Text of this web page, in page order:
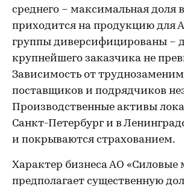
среднего – максимальная доля
приходится на продукцию для
группы диверсифицированы –
крупнейшего заказчика не
Зависимость от
поставщиков и подрядчиков
Производственные активы
Санкт-Петербург и в
и покрываются страхованием.
Характер бизнеса АО
предполагает существенную